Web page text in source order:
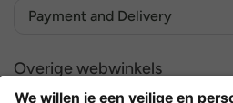
Payment and Delivery
Overige webwinkels